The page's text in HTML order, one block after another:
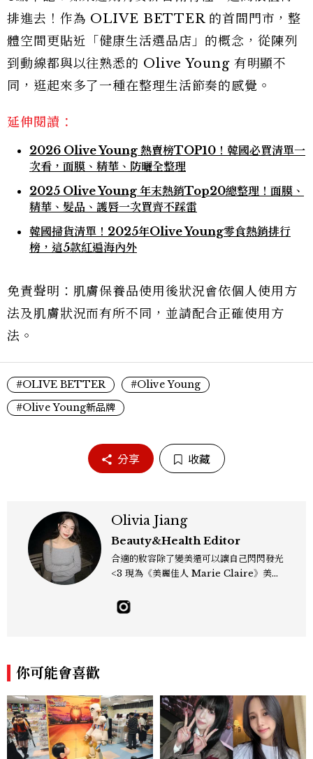
排進去！作為 OLIVE BETTER 的首間門市，整
體空間更貼近「健康生活選品店」的概念，從陳列
到動線都與以往熟悉的 Olive Young 有明顯不
同，逛起來多了一種在整理生活節奏的感覺。
延伸閱讀：
2026 Olive Young 熱賣榜TOP10！韓國必買清單一
次看，面膜、精華、防曬全整理
2025 Olive Young 年末熱銷Top20總整理！面膜、
精華、髮品、護唇一次買齊不踩雷
韓國掃貨清單！2025年Olive Young零食熱銷排行
榜，這5款紅遍海內外
免責聲明：肌膚保養品使用後狀況會依個人使用方
法及肌膚狀況而有所不同，並請配合正確使用方
法。
#OLIVE BETTER
#Olive Young
#Olive Young新品牌
分享 收藏
Olivia Jiang
Beauty&Health Editor
合適的妝容除了變美還可以讓自己閃閃發光
<3 現為《美麗佳人 Marie Claire》美容
容趨勢；擅長挖掘明星同款與私下愛用單
你可能會喜歡